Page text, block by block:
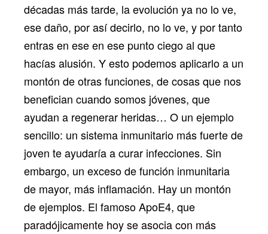
décadas más tarde, la evolución ya no lo ve,
ese daño, por así decirlo, no lo ve, y por tanto
entras en ese en ese punto ciego al que
hacías alusión. Y esto podemos aplicarlo a un
montón de otras funciones, de cosas que nos
benefician cuando somos jóvenes, que
ayudan a regenerar heridas… O un ejemplo
sencillo: un sistema inmunitario más fuerte de
joven te ayudaría a curar infecciones. Sin
embargo, un exceso de función inmunitaria
de mayor, más inflamación. Hay un montón
de ejemplos. El famoso ApoE4, que
paradójicamente hoy se asocia con más